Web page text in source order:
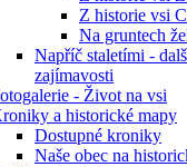
Z historie vsi
Na gruntech
Napříč staletími -
zajímavosti
- Život na vsi
a historické mapy
Dostupné kroniky
Naše obec na